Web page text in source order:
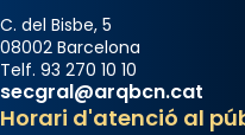
C. del Bisbe, 5
08002 Barcelona
Telf. 93 270 10 10
secgral@arqbcn.cat
Horari d'atenció al